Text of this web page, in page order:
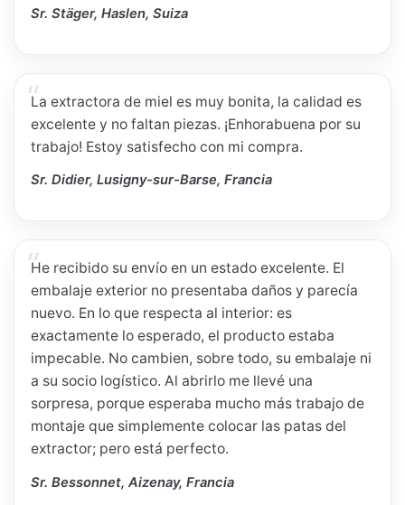
Sr. Stäger, Haslen, Suiza
La extractora de miel es muy bonita, la calidad es
excelente y no faltan piezas. ¡Enhorabuena por su
trabajo! Estoy satisfecho con mi compra.
Sr. Didier, Lusigny-sur-Barse, Francia
He recibido su envío en un estado excelente. El
embalaje exterior no presentaba daños y parecía
nuevo. En lo que respecta al interior: es
exactamente lo esperado, el producto estaba
impecable. No cambien, sobre todo, su embalaje ni
a su socio logístico. Al abrirlo me llevé una
sorpresa, porque esperaba mucho más trabajo de
montaje que simplemente colocar las patas del
extractor; pero está perfecto.
Sr. Bessonnet, Aizenay, Francia